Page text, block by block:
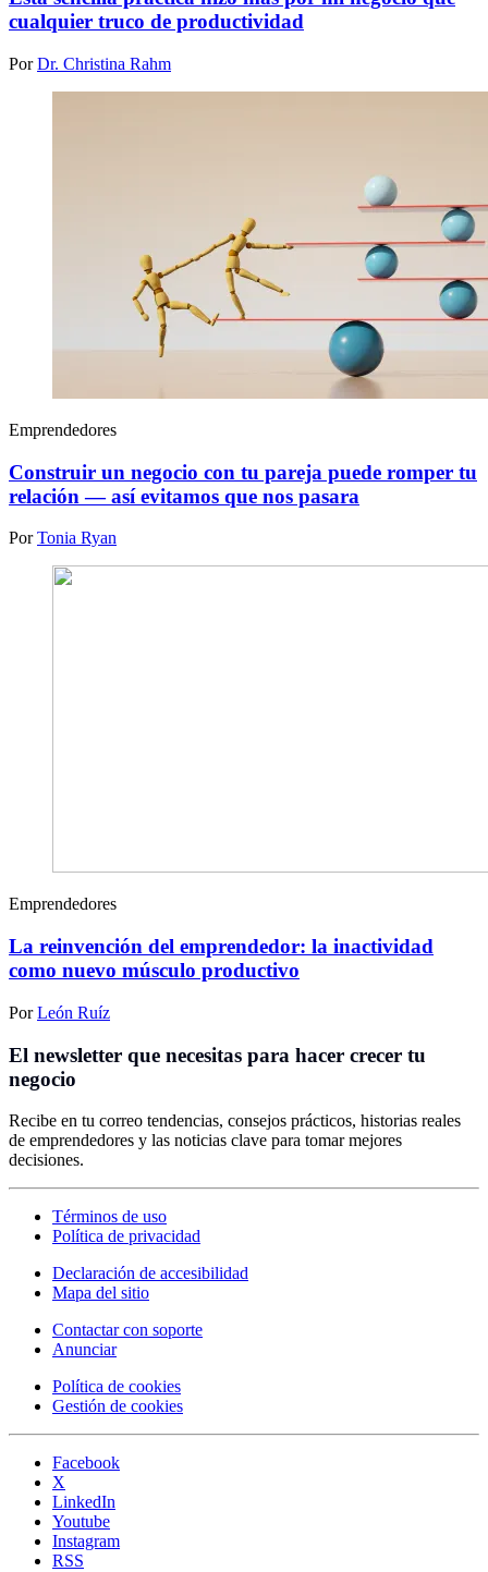
cualquier truco de productividad
PorDr. Christina Rahm
Emprendedores
Construir un negocio con tu pareja puede romper tu
relación — así evitamos que nos pasara
PorTonia Ryan
Emprendedores
La reinvención del emprendedor: la inactividad
como nuevo músculo productivo
PorLeón Ruíz
El newsletter que necesitas para hacer crecer tu
negocio
Recibe en tu correo tendencias, consejos prácticos, historias reales
de emprendedores y las noticias clave para tomar mejores
decisiones.
Términos de uso
Política de privacidad
Declaración de accesibilidad
Mapa del sitio
Contactar con soporte
Anunciar
Política de cookies
Gestión de cookies
Facebook
X
LinkedIn
Youtube
Instagram
RSS